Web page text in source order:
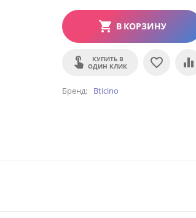
В КОРЗИНУ
КУПИТЬ В
ОДИН КЛИК
Бренд Bticino